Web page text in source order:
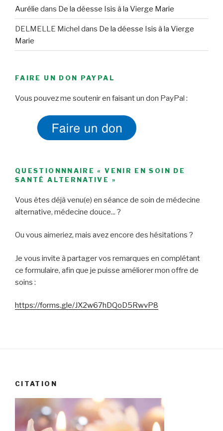
Aurélie dans De la déesse Isis à la Vierge Marie
DELMELLE Michel dans De la déesse Isis à la Vierge
Marie
FAIRE UN DON PAYPAL
Vous pouvez me soutenir en faisant un don PayPal :
QUESTIONNNAIRE « VENIR EN SOIN DE
SANTÉ ALTERNATIVE »
Vous êtes déjà venu(e) en séance de soin de médecine
alternative, médecine douce... ?
Ou vous aimeriez, mais avez encore des hésitations ?
Je vous invite à partager vos remarques en complétant
ce formulaire, afin que je puisse améliorer mon offre de
soins :
https://forms.gle/JX2w67hDQoD5RwvP8
CITATION